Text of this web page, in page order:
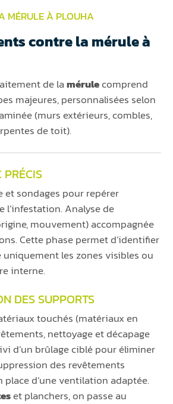
MÉRULE À PLOUHA
contre la mérule à
de lamérulecomprend
majeures, personnalisées selon
(murs extérieurs, combles,
de toit).
PRÉCIS
et sondages pour repérer
l’infestation. Analyse de
mouvement) accompagnée
Cette phase permet d’identifier
uniquement les zones visibles ou
interne.
DES SUPPORTS
touchés (matériaux en
nettoyage et décapage
d’un brûlage ciblé pour éliminer
des revêtements
place d’une ventilation adaptée.
et planchers, on passe au